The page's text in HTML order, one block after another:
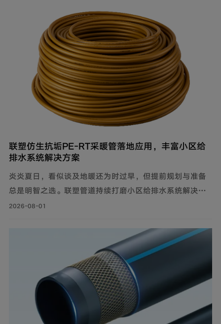
者带来福音。
联塑仿生抗垢PE‑RT采暖管落地应用，丰富小区给
排水系统解决方案
炎炎夏日，看似谈及地暖还为时过早，但提前规划与准备
总是明智之选。联塑管道持续打磨小区给排水系统解决方
案，推出仿生抗垢系列家装PE-RT采暖管，既满足家庭冬
2026-08-01